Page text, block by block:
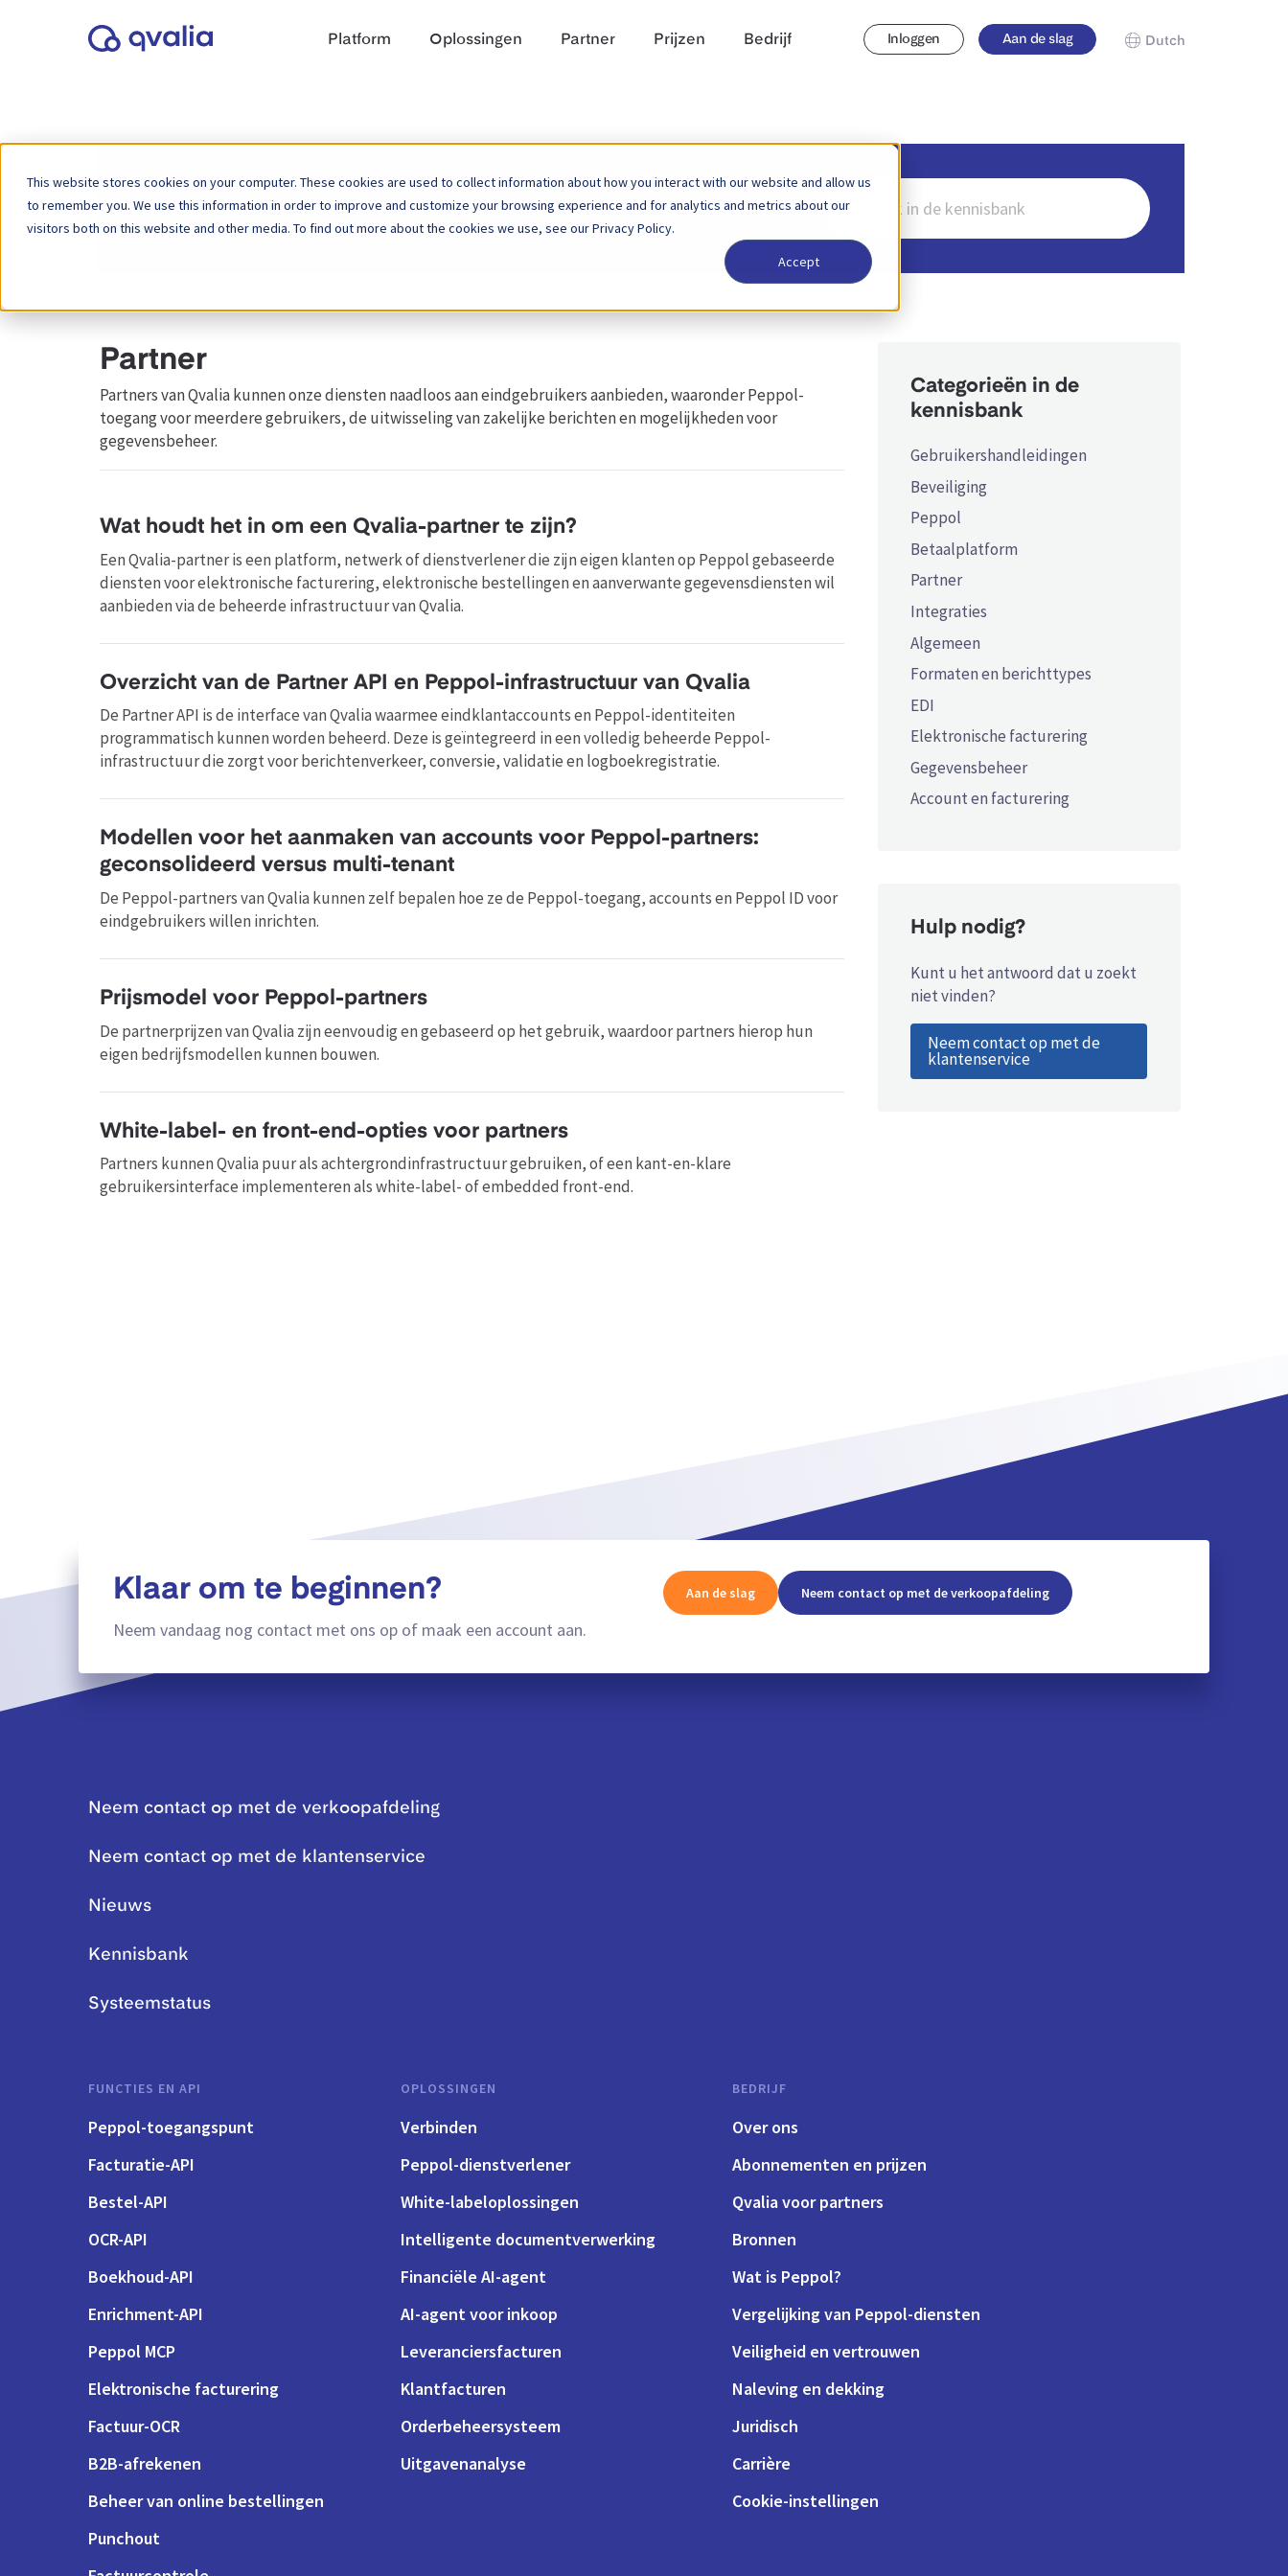
This website stores cookies on your computer. These cookies are used to collect information about how you interact with our website and allow us
to remember you. We use this information in order to improve and customize your browsing experience and for analytics and metrics about our
visitors both on this website and other media. To find out more about the cookies we use, see our Privacy Policy.
Accept
Platform Oplossingen Partner Prijzen Bedrijf Inloggen Aan de slag Dutch
Zoeken
naar
Home Kennisbank
Partner
Partners van Qvalia kunnen onze diensten naadloos aan eindgebruikers aanbieden, waaronder Peppol-
toegang voor meerdere gebruikers, de uitwisseling van zakelijke berichten en mogelijkheden voor
gegevensbeheer.
Wat houdt het in om een Qvalia-partner te zijn?
Een Qvalia-partner is een platform, netwerk of dienstverlener die zijn eigen klanten op Peppol gebaseerde
diensten voor elektronische facturering, elektronische bestellingen en aanverwante gegevensdiensten wil
aanbieden via de beheerde infrastructuur van Qvalia.
Overzicht van de Partner API en Peppol-infrastructuur van Qvalia
De Partner API is de interface van Qvalia waarmee eindklantaccounts en Peppol-identiteiten
programmatisch kunnen worden beheerd. Deze is geïntegreerd in een volledig beheerde Peppol-
infrastructuur die zorgt voor berichtenverkeer, conversie, validatie en logboekregistratie.
Modellen voor het aanmaken van accounts voor Peppol-partners:
geconsolideerd versus multi-tenant
De Peppol-partners van Qvalia kunnen zelf bepalen hoe ze de Peppol-toegang, accounts en Peppol ID voor
eindgebruikers willen inrichten.
Prijsmodel voor Peppol-partners
De partnerprijzen van Qvalia zijn eenvoudig en gebaseerd op het gebruik, waardoor partners hierop hun
eigen bedrijfsmodellen kunnen bouwen.
White-label- en front-end-opties voor partners
Partners kunnen Qvalia puur als achtergrondinfrastructuur gebruiken, of een kant-en-klare
gebruikersinterface implementeren als white-label- of embedded front-end.
Categorieën in de
kennisbank
Gebruikershandleidingen
Beveiliging
Peppol
Betaalplatform
Partner
Integraties
Algemeen
Formaten en berichttypes
EDI
Elektronische facturering
Gegevensbeheer
Account en facturering
Hulp nodig?
Kunt u het antwoord dat u zoekt
niet vinden?
Neem contact op met de
klantenservice
Klaar om te beginnen?
Neem vandaag nog contact met ons op of maak een account aan.
Aan de slag Neem contact op met de verkoopafdeling
Neem contact op met de verkoopafdeling
Neem contact op met de klantenservice
Nieuws
Kennisbank
Systeemstatus
FUNCTIES EN API
Peppol-toegangspunt
Facturatie-API
Bestel-API
OCR-API
Boekhoud-API
Enrichment-API
Peppol MCP
Elektronische facturering
Factuur-OCR
B2B-afrekenen
Beheer van online bestellingen
Punchout
OPLOSSINGEN
Verbinden
Peppol-dienstverlener
White-labeloplossingen
Intelligente documentverwerking
Financiële AI-agent
AI-agent voor inkoop
Leveranciersfacturen
Klantfacturen
Orderbeheersysteem
Uitgavenanalyse
BEDRIJF
Over ons
Abonnementen en prijzen
Qvalia voor partners
Bronnen
Wat is Peppol?
Vergelijking van Peppol-diensten
Veiligheid en vertrouwen
Naleving en dekking
Juridisch
Carrière
Cookie-instellingen